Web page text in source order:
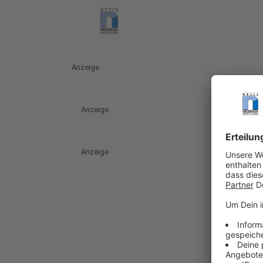
Anzeige
Anzeige
Anzeige